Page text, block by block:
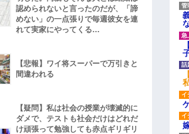
認められないと言ったのだが、「諦
めない」の一点張りで毎週彼女を連
れて実家にやってくる…
【悲報】ワイ将スーパーで万引きと
間違われる
【疑問】私は社会の授業が壊滅的に
ダメで、テストも社会だけはどれだ
け頑張って勉強しても赤点ギリギリ